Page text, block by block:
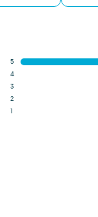
5
4
3
2
1